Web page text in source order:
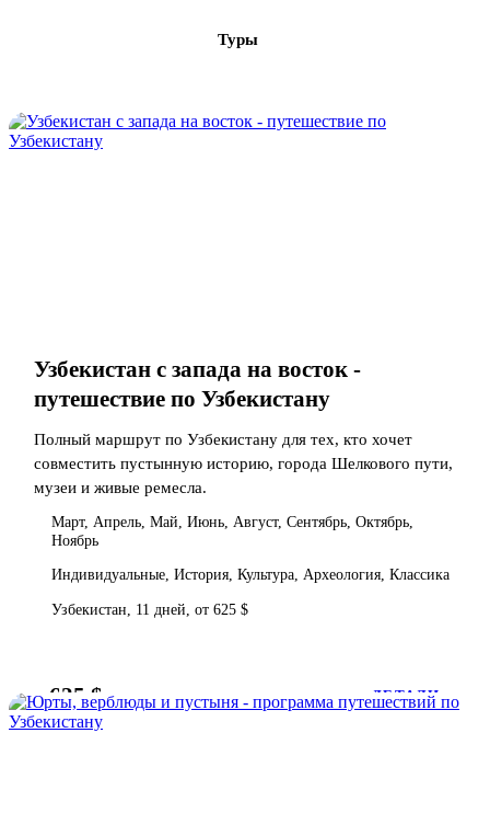
Туры
Узбекистан с запада на восток -
путешествие по Узбекистану
Полный маршрут по Узбекистану для тех, кто хочет
совместить пустынную историю, города Шелкового пути,
музеи и живые ремесла.
Март, Апрель, Май, Июнь, Август, Сентябрь, Октябрь,
Ноябрь
Индивидуальные, История, Культура, Археология, Классика
Узбекистан, 11 дней, от 625 $
от625 $ ДЕТАЛИ